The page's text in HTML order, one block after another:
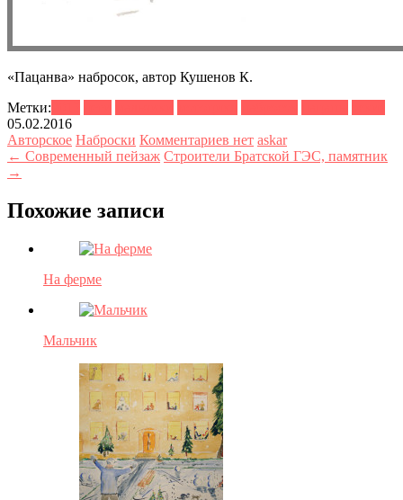
«Пацанва» набросок, автор Кушенов К.
Метки:
05.02.2016
Авторское Наброски Комментариев нет askar
← Современный пейзаж Строители Братской ГЭС, памятник
→
Похожие записи
На ферме
Мальчик